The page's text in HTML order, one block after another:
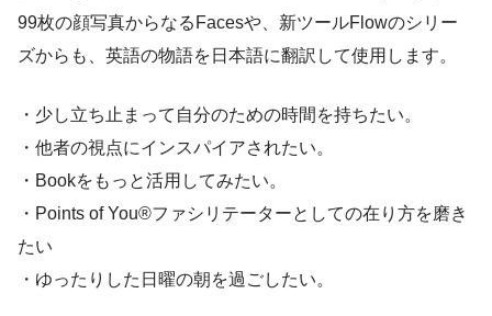
99枚の顔写真からなるFacesや、新ツールFlowのシリー
ズからも、英語の物語を日本語に翻訳して使用します。
・少し立ち止まって自分のための時間を持ちたい。
・他者の視点にインスパイアされたい。
・Bookをもっと活用してみたい。
・Points of You®ファシリテーターとしての在り方を磨き
たい
・ゆったりした日曜の朝を過ごしたい。